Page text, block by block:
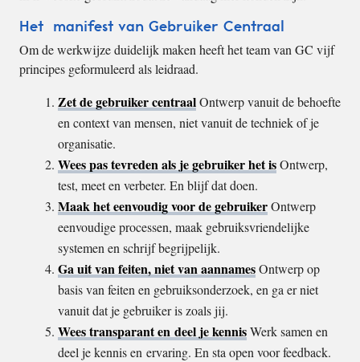
Het manifest van Gebruiker Centraal
Om de werkwijze duidelijk maken heeft het team van GC vijf
principes geformuleerd als leidraad.
Zet de gebruiker centraalOntwerp vanuit de behoefte
en context van mensen, niet vanuit de techniek of je
organisatie.
Wees pas tevreden als je gebruiker het isOntwerp,
test, meet en verbeter. En blijf dat doen.
Maak het eenvoudig voor de gebruikerOntwerp
eenvoudige processen, maak gebruiksvriendelijke
systemen en schrijf begrijpelijk.
Ga uit van feiten, niet van aannamesOntwerp op
basis van feiten en gebruiksonderzoek, en ga er niet
vanuit dat je gebruiker is zoals jij.
Wees transparant en deel je kennisWerk samen en
deel je kennis en ervaring. En sta open voor feedback.